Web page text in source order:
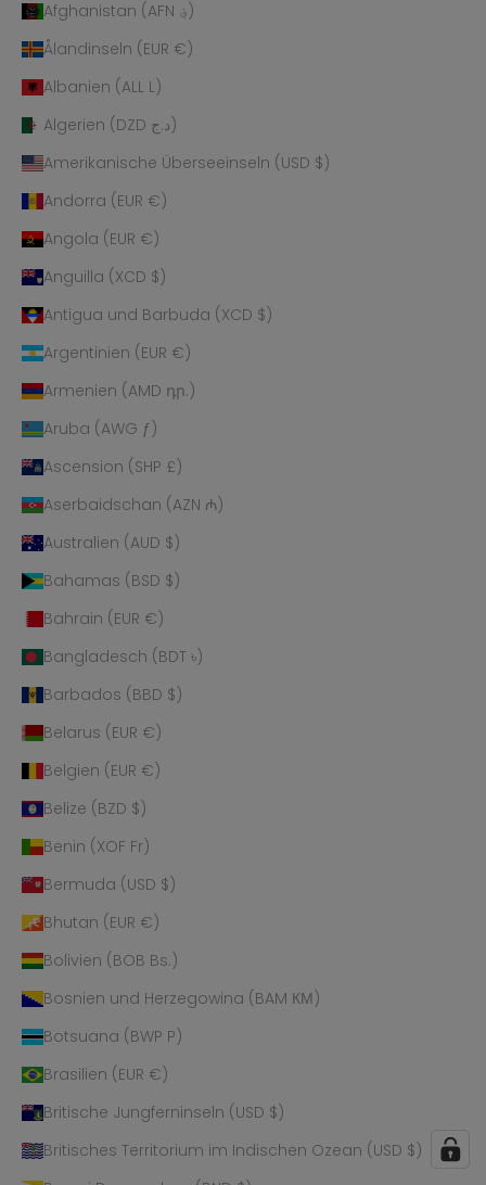
Afghanistan (AFN ؋)
Ålandinseln (EUR €)
Albanien (ALL L)
Algerien (DZD د.ج)
Amerikanische Überseeinseln (USD $)
Andorra (EUR €)
Angola (EUR €)
Anguilla (XCD $)
Antigua und Barbuda (XCD $)
Argentinien (EUR €)
Armenien (AMD դր.)
Aruba (AWG ƒ)
Ascension (SHP £)
Aserbaidschan (AZN ₼)
Australien (AUD $)
Bahamas (BSD $)
Bahrain (EUR €)
Bangladesch (BDT ৳)
Barbados (BBD $)
Belarus (EUR €)
Belgien (EUR €)
Belize (BZD $)
Benin (XOF Fr)
Bermuda (USD $)
Bhutan (EUR €)
Bolivien (BOB Bs.)
Bosnien und Herzegowina (BAM КМ)
Botsuana (BWP P)
Brasilien (EUR €)
Britische Jungferninseln (USD $)
Britisches Territorium im Indischen Ozean (USD $)